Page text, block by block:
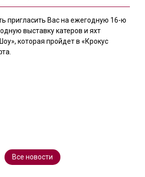
пригласить Вас на ежегодную 16-ю
выставку катеров и яхт
которая пройдет в «Крокус
Все новости